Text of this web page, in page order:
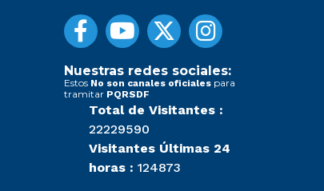
Nuestras redes sociales:
Estos No son canales oficiales para
tramitar PQRSDF
Total de Visitantes :
22229590
Visitantes Últimas 24
horas : 124873